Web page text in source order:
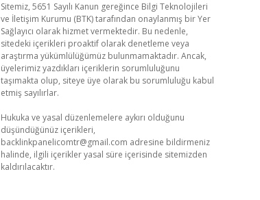
Sitemiz, 5651 Sayılı Kanun gereğince Bilgi Teknolojileri
ve İletişim Kurumu (BTK) tarafından onaylanmış bir Yer
Sağlayıcı olarak hizmet vermektedir. Bu nedenle,
sitedeki içerikleri proaktif olarak denetleme veya
araştırma yükümlülüğümüz bulunmamaktadır. Ancak,
üyelerimiz yazdıkları içeriklerin sorumluluğunu
taşımakta olup, siteye üye olarak bu sorumluluğu kabul
etmiş sayılırlar.
Hukuka ve yasal düzenlemelere aykırı olduğunu
düşündüğünüz içerikleri,
backlinkpanelicomtr@gmail.com adresine bildirmeniz
halinde, ilgili içerikler yasal süre içerisinde sitemizden
kaldırılacaktır.